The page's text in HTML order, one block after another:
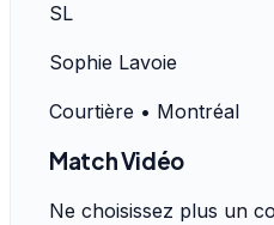
SL
Sophie Lavoie
Courtière • Montréal
Match Vidéo
Ne choisissez plus un